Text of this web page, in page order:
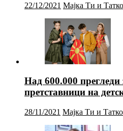
22/12/2021 Мајка Ти и
Над 600.000 прегледи
претставници на
28/11/2021 Мајка Ти и